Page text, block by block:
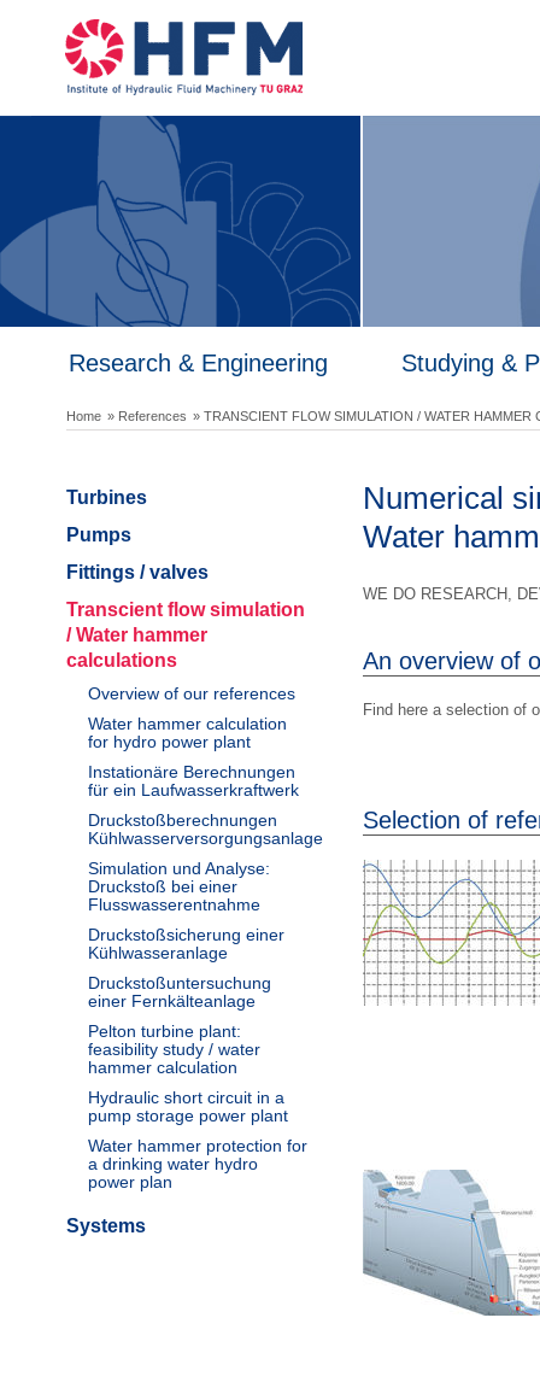
Research & Engineering Studying &
Home » References » TRANSCIENT FLOW SIMULATION / WATER HAMMER
Turbines
Pumps
Fittings / valves
Transcient flow simulation
/ Water hammer
calculations
Overview of our references
Water hammer calculation
for hydro power plant
Instationäre Berechnungen
für ein Laufwasserkraftwerk
Druckstoßberechnungen
Kühlwasserversorgungsanlage
Simulation und Analyse:
Druckstoß bei einer
Flusswasserentnahme
Druckstoßsicherung einer
Kühlwasseranlage
Druckstoßuntersuchung
einer Fernkälteanlage
Pelton turbine plant:
feasibility study / water
hammer calculation
Hydraulic short circuit in a
pump storage power plant
Water hammer protection for
a drinking water hydro
power plan
Systems
Numerical
Water
WE DO RESEARCH,
An overview of
Find here a selection of
Selection of